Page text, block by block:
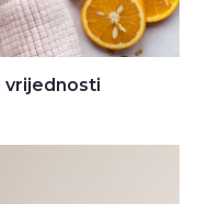
vrijednosti